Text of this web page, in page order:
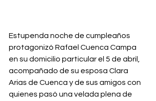
Estupenda noche de cumpleaños
protagonizó Rafael Cuenca Campa
en su domicilio particular el 5 de abril,
acompañado de su esposa Clara
Arias de Cuenca y de sus amigos con
quienes pasó una velada plena de